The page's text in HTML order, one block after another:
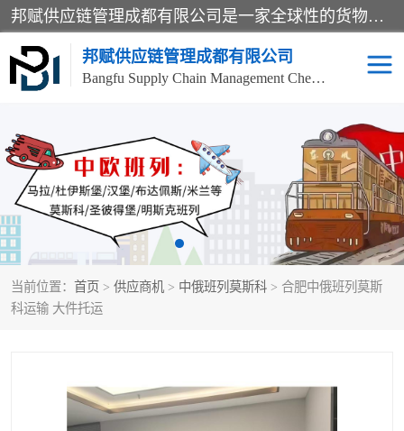
邦赋供应链管理成都有限公司是一家全球性的货物运输代理公司，主要从事：波兰中欧班列、德国中欧班列、出口莫斯科班列、中欧班列进口、蓉欧铁路、成都出口空运等业务，同时亦提供报关、报检、仓储、码头操作等服务。
邦赋供应链管理成都有限公司
Bangfu Supply Chain Management Chengdu Co.,LTD
当前位置： 首页 > 供应商机 > 中俄班列莫斯科 > 合肥中俄班列莫斯
科运输 大件托运
进出口门到门 成都中欧班列
国际汽运 国际空运
食品进口物流清关 南美海运
中俄铁路班列 中欧班列进口红酒啤酒